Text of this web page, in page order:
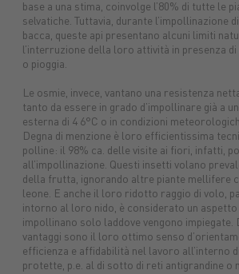
base a una stima, coinvolge l’80% di tutte le
selvatiche. Tuttavia, durante l’impollinazione
bacca, queste api presentano alcuni limiti
l’interruzione della loro attività in presenza
o pioggia.
Le osmie, invece, vantano una resistenza
tanto da essere in grado d’impollinare già a
esterna di 4 6°C o in condizioni
Degna di menzione è loro efficientissima
polline: il 98% ca. delle visite ai fiori, infatti,
all’impollinazione. Questi insetti volano
della frutta, ignorando altre piante mellifere
leone. E anche il loro ridotto raggio di volo,
intorno al loro nido, è considerato un
impollinano solo laddove vengono impiegate.
vantaggi sono il loro ottimo senso
efficienza e affidabilità nel lavoro all’interno
protette, p.e. al di sotto di reti antigrandine o